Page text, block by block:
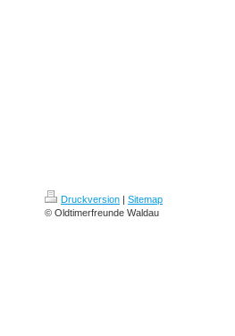
Druckversion | Sitemap
© Oldtimerfreunde Waldau